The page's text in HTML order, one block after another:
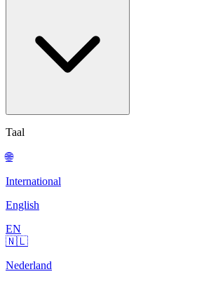
Taal
🌐
International
English
EN
🇳🇱
Nederland